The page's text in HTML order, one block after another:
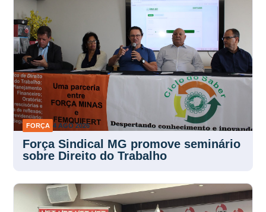
FORÇA 4 AGO 2026
Força Sindical MG promove seminário
sobre Direito do Trabalho